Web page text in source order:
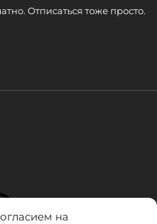
на
Отписаться тоже просто.